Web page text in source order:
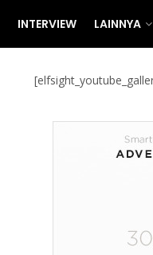
INTERVIEW LAINNYA